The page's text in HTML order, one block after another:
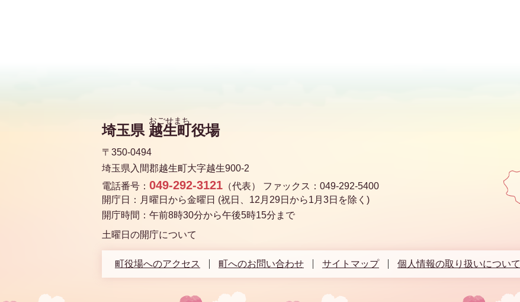
埼玉県 越生町役場
〒350-0494
埼玉県入間郡越生町大字越生900-2
電話番号： 049-292-3121 （代表） ファックス：049-292-5400
開庁日：月曜日から金曜日 (祝日、12月29日から1月3日を除く)
開庁時間：午前8時30分から午後5時15分まで
土曜日の開庁について
町役場へのアクセス 町へのお問い合わせ サイトマップ 個人情報の取り扱いについて